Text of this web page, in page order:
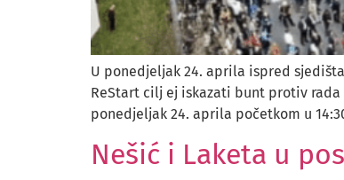
U ponedjeljak 24. aprila ispred
ReStart cilj ej iskazati bunt protiv rada
ponedjeljak 24. aprila početkom u
Nešić i Laketa u